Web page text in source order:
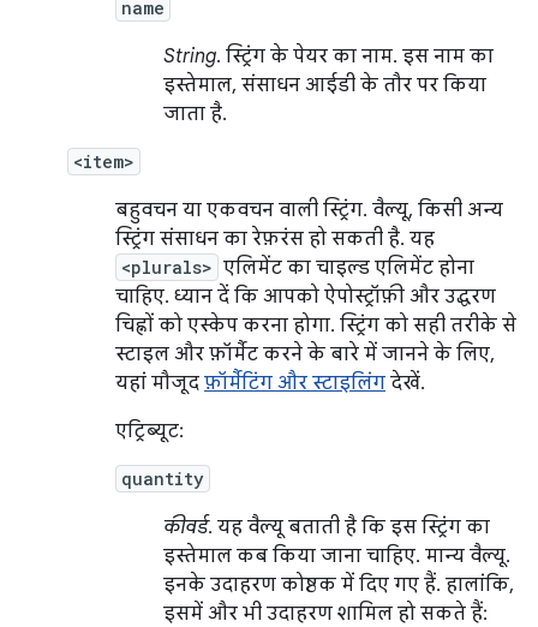
name
String. स्ट्रिंग के पेयर का नाम. इस नाम का
इस्तेमाल, संसाधन आईडी के तौर पर किया
जाता है.
<item>
बहुवचन या एकवचन वाली स्ट्रिंग. वैल्यू, किसी अन्य
स्ट्रिंग संसाधन का रेफ़रंस हो सकती है. यह
<plurals> एलिमेंट का चाइल्ड एलिमेंट होना
चाहिए. ध्यान दें कि आपको ऐपोस्ट्रॉफ़ी और उद्धरण
चिह्नों को एस्केप करना होगा. स्ट्रिंग को सही तरीके से
स्टाइल और फ़ॉर्मैट करने के बारे में जानने के लिए,
यहां मौजूद फ़ॉर्मैटिंग और स्टाइलिंग देखें.
एट्रिब्यूट:
quantity
कीवर्ड. यह वैल्यू बताती है कि इस स्ट्रिंग का
इस्तेमाल कब किया जाना चाहिए. मान्य वैल्यू.
इनके उदाहरण कोष्ठक में दिए गए हैं. हालांकि,
इसमें और भी उदाहरण शामिल हो सकते हैं: